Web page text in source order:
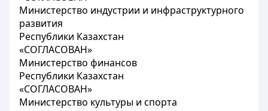
Министерство индустрии и инфраструктурного
развития
Республики Казахстан
«СОГЛАСОВАН»
Министерство финансов
Республики Казахстан
«СОГЛАСОВАН»
Министерство культуры и спорта